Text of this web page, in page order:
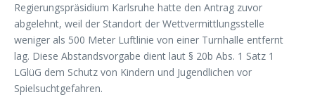
Regierungspräsidium Karlsruhe hatte den Antrag zuvor
abgelehnt, weil der Standort der Wettvermittlungsstelle
weniger als 500 Meter Luftlinie von einer Turnhalle entfernt
lag. Diese Abstandsvorgabe dient laut § 20b Abs. 1 Satz 1
LGlüG dem Schutz von Kindern und Jugendlichen vor
Spielsuchtgefahren.